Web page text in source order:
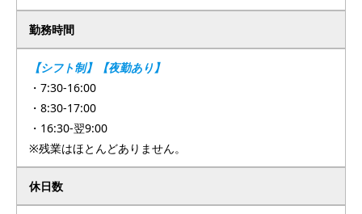
勤務時間
【シフト制】【夜勤あり】
・7:30‐16:00
・8:30-17:00
・16:30-翌9:00
※残業はほとんどありません。
休日数